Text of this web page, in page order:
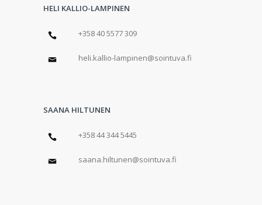
HELI KALLIO-LAMPINEN
+358 40 5577 309
heli.kallio-lampinen@sointuva.fi
SAANA HILTUNEN
+358 44 344 5445
saana.hiltunen@sointuva.fi